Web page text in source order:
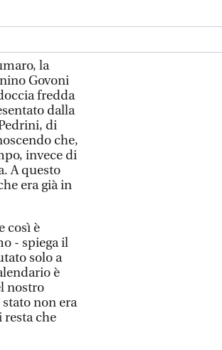
la
Govoni
fredda
dalla
di
che,
invece di
A questo
era già in
così è
- spiega il
solo a
è
nostro
non era
che